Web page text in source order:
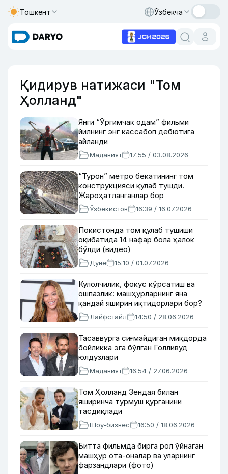
Тошкент Ўзбекча
Қидирув натижаси "Том
Ҳолланд"
Янги “Ўргимчак одам” фильми
йилнинг энг кассабоп дебютига
айланди
Маданият 17:55 / 03.08.2026
“Турон” метро бекатининг том
конструкцияси қулаб тушди.
Жароҳатланганлар бор
Ўзбекистон 16:39 / 16.07.2026
Покистонда том қулаб тушиши
оқибатида 14 нафар бола ҳалок
бўлди (видео)
Дунё 15:10 / 01.07.2026
Кулолчилик, фокус кўрсатиш ва
ошпазлик: машҳурларнинг яна
қандай яширин иқтидорлари бор?
Лайфстайл 14:50 / 28.06.2026
Тасаввурга сиғмайдиган миқдорда
бойликка эга бўлган Голливуд
юлдузлари
Маданият 16:54 / 27.06.2026
Том Ҳолланд Зендая билан
яширинча турмуш қурганини
тасдиқлади
Шоу-бизнес 16:50 / 18.06.2026
Битта фильмда бирга рол ўйнаган
машҳур ота-оналар ва уларнинг
фарзандлари (фото)